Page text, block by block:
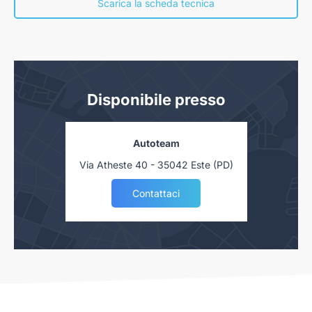
Scarica la scheda tecnica
Disponibile presso
Autoteam
Via Atheste 40 - 35042 Este (PD)
Contattaci